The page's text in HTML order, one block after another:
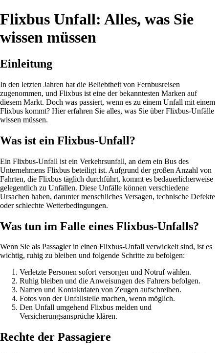
Flixbus Unfall: Alles, was Sie
wissen müssen
Einleitung
In den letzten Jahren hat die Beliebtheit von Fernbusreisen
zugenommen, und Flixbus ist eine der bekanntesten Marken auf
diesem Markt. Doch was passiert, wenn es zu einem Unfall mit einem
Flixbus kommt? Hier erfahren Sie alles, was Sie über Flixbus-Unfälle
wissen müssen.
Was ist ein Flixbus-Unfall?
Ein Flixbus-Unfall ist ein Verkehrsunfall, an dem ein Bus des
Unternehmens Flixbus beteiligt ist. Aufgrund der großen Anzahl von
Fahrten, die Flixbus täglich durchführt, kommt es bedauerlicherweise
gelegentlich zu Unfällen. Diese Unfälle können verschiedene
Ursachen haben, darunter menschliches Versagen, technische Defekte
oder schlechte Wetterbedingungen.
Was tun im Falle eines Flixbus-Unfalls?
Wenn Sie als Passagier in einen Flixbus-Unfall verwickelt sind, ist es
wichtig, ruhig zu bleiben und folgende Schritte zu befolgen:
Verletzte Personen sofort versorgen und Notruf wählen.
Ruhig bleiben und die Anweisungen des Fahrers befolgen.
Namen und Kontaktdaten von Zeugen aufschreiben.
Fotos von der Unfallstelle machen, wenn möglich.
Den Unfall umgehend Flixbus melden und
Versicherungsansprüche klären.
Rechte der Passagiere